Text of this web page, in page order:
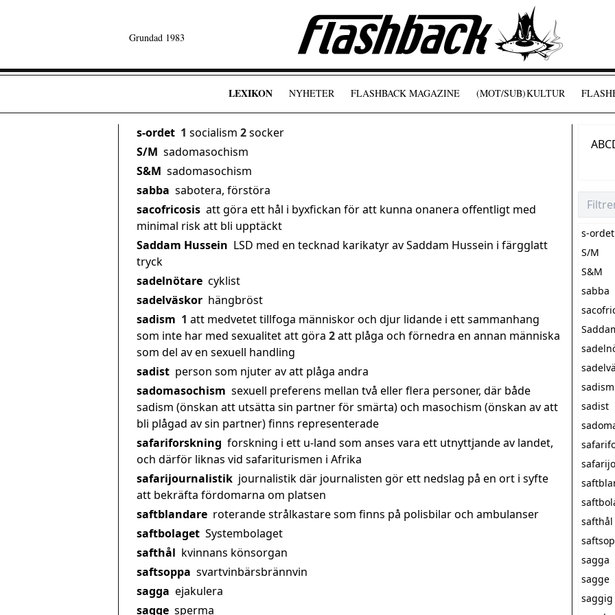
Grundad 1983
LEXIKON NYHETER FLASHBACK MAGAZINE (MOT/SUB)KULTUR
s-ordet 1 socialism 2socker
S/M sadomasochism
S&M sadomasochism
sabba sabotera, förstöra
sacofricosis att göra ett hål i byxfickan för att kunna onanera offentligt med
minimal risk att bli upptäckt
Saddam Hussein LSD med en tecknad karikatyr av Saddam Hussein i färgglatt
tryck
sadelnötare cyklist
sadelväskor hängbröst
sadism 1 att medvetet tillfoga människor och djur lidande i ett sammanhang
som inte har med sexualitet att göra 2att plåga och förnedra en annan människa
som del av en sexuell handling
sadist person som njuter av att plåga andra
sadomasochism sexuell preferens mellan två eller flera personer, där både
sadism (önskan att utsätta sin partner för smärta) och masochism (önskan av att
bli plågad av sin partner) finns representerade
safariforskning forskning i ett u-land som anses vara ett utnyttjande av landet,
och därför liknas vid safariturismen i Afrika
safarijournalistik journalistik där journalisten gör ett nedslag på en ort i syfte
att bekräfta fördomarna om platsen
saftblandare roterande strålkastare som finns på polisbilar och ambulanser
saftbolaget Systembolaget
safthål kvinnans könsorgan
saftsoppa svartvinbärsbrännvin
sagga ejakulera
sagge sperma
ABC
s-ordet
S/M
S&M
sabba
sadism
sadist
safthål
sagga
sagge
saggig